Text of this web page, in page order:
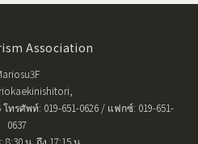
Association
ทรศัพท์: 019-651-0626 / แฟกซ์: 019-651-
0637
8:30 น. ถึง 17:15 น.